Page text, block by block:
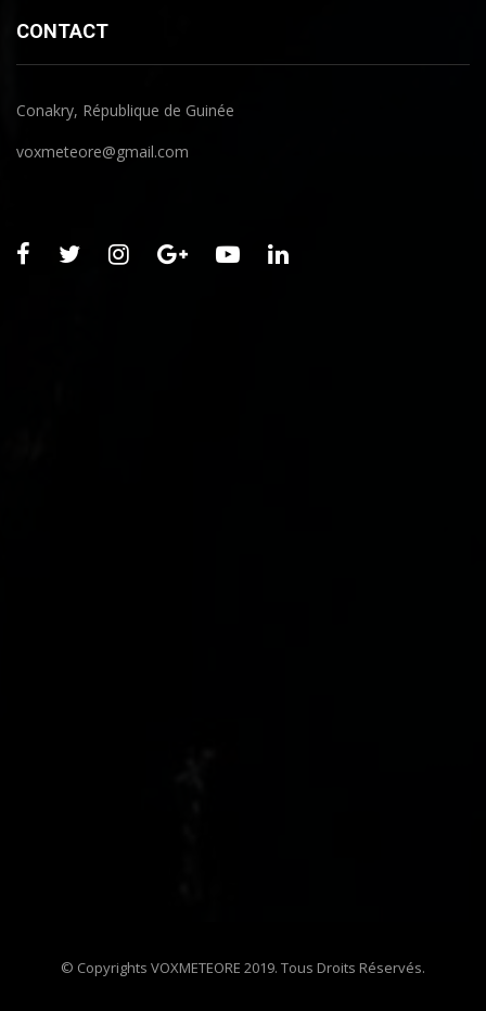
CONTACT
Conakry, République de Guinée
voxmeteore@gmail.com
© Copyrights VOXMETEORE 2019. Tous Droits Réservés.